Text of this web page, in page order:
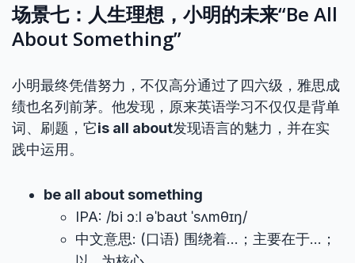
场景七：人生理想，小明的未来“Be All
About Something”
小明最终凭借努力，不仅高分通过了四六级，雅思成
绩也名列前茅。他发现，原来英语学习不仅仅是背单
词、刷题，它is all about发现语言的魅力，并在实
践中运用。
be all about something
IPA: /bi ɔːl əˈbaʊt ˈsʌmθɪŋ/
中文意思: (口语) 围绕着…；主要在于…；